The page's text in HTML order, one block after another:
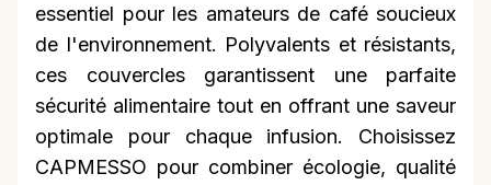
essentiel pour les amateurs de café soucieux
de l'environnement. Polyvalents et résistants,
ces couvercles garantissent une parfaite
sécurité alimentaire tout en offrant une saveur
optimale pour chaque infusion. Choisissez
CAPMESSO pour combiner écologie, qualité